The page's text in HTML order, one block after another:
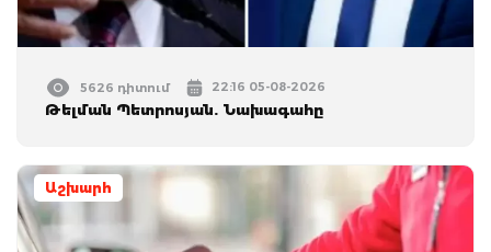
5626 դիտում 22:16 05-08-2026
Թելման Պետրոսյան. Նախագահը
Աշխարհ